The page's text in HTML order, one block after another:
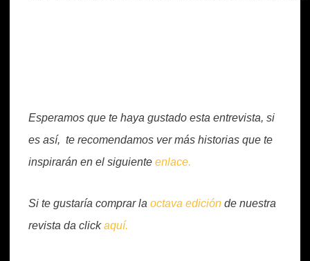
Esperamos que te haya gustado esta entrevista, si
es así, te recomendamos ver más historias que te
inspirarán en el siguiente enlace.
Si te gustaría comprar la octava edición de nuestra
revista da clickaquí.